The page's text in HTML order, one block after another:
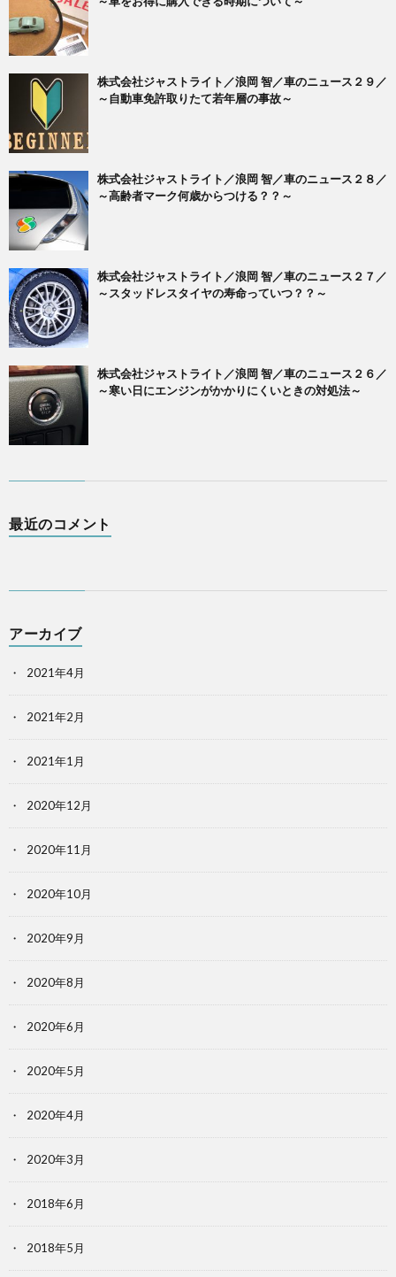
株式会社ジャストライト／浪岡 智／車のニュース２９／
～自動車免許取りたて若年層の事故～
株式会社ジャストライト／浪岡 智／車のニュース２８／
～高齢者マーク何歳からつける？？～
株式会社ジャストライト／浪岡 智／車のニュース２７／
～スタッドレスタイヤの寿命っていつ？？～
株式会社ジャストライト／浪岡 智／車のニュース２６／
～寒い日にエンジンがかかりにくいときの対処法～
最近のコメント
アーカイブ
2021年4月
2021年2月
2021年1月
2020年12月
2020年11月
2020年10月
2020年9月
2020年8月
2020年6月
2020年5月
2020年4月
2020年3月
2018年6月
2018年5月